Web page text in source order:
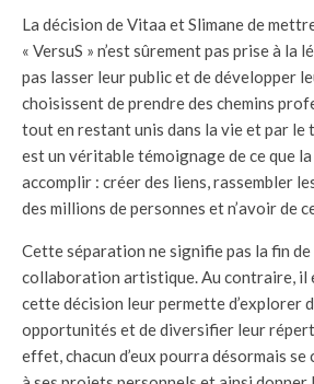
La décision de Vitaa et Slimane de
« VersuS » n’est sûrement pas prise à la
pas lasser leur public et de développer
choisissent de prendre des chemins
tout en restant unis dans la vie et par
est un véritable témoignage de ce que
accomplir : créer des liens, rassembler
des millions de personnes et n’avoir de
Cette séparation ne signifie pas la fin
collaboration artistique. Au contraire, il
cette décision leur permette d’explorer
opportunités et de diversifier leur
effet, chacun d’eux pourra désormais